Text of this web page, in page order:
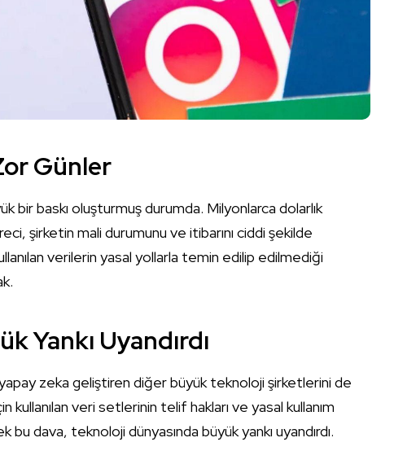
Günler
baskı oluşturmuş durumda. Milyonlarca dolarlık
şirketin mali durumunu ve itibarını ciddi şekilde
verilerin yasal yollarla temin edilip edilmediği
Yankı Uyandırdı
yapay zeka geliştiren diğer büyük teknoloji şirketlerini de
veri setlerinin telif hakları ve yasal kullanım
bu dava, teknoloji dünyasında büyük yankı uyandırdı.